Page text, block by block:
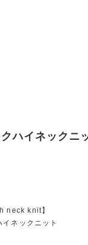
ハイネックニ
neck knit】
ネックニット